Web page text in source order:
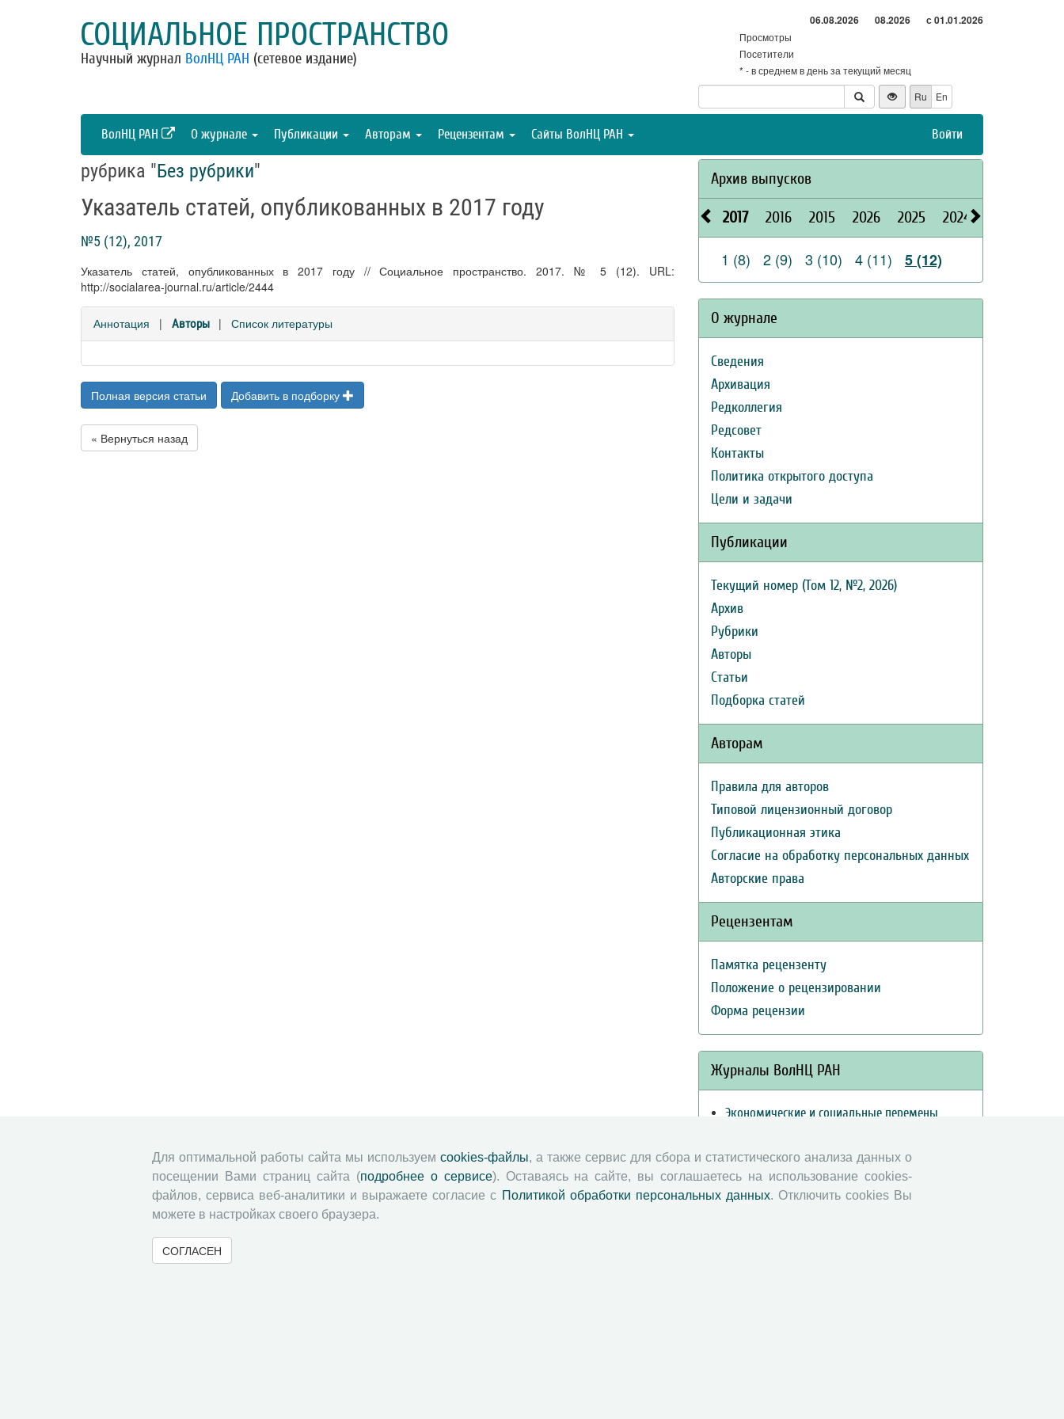
СОЦИАЛЬНОЕ ПРОСТРАНСТВО
Научный журнал ВолНЦ РАН (сетевое издание)
06.08.2026 08.2026 с 01.01.2026
Просмотры
Посетители
* - в среднем в день за текущий месяц
Ru
En
ВолНЦ РАН О журнале Публикации Авторам Рецензентам Сайты ВолНЦ РАН Войти
рубрика "Без рубрики"
Указатель статей, опубликованных в 2017 году
№5 (12), 2017
Указатель статей, опубликованных в 2017 году // Социальное пространство. 2017. № 5 (12). URL:
http://socialarea-journal.ru/article/2444
Аннотация | Авторы | Список литературы
Полная версия статьи Добавить в подборку
« Вернуться назад
Архив выпусков
2017 2016 2015 2026 2025 2024
1 (8) 2 (9) 3 (10) 4 (11) 5 (12)
О журнале
Сведения
Архивация
Редколлегия
Редсовет
Контакты
Политика открытого доступа
Цели и задачи
Публикации
Текущий номер (Том 12, №2, 2026)
Архив
Рубрики
Авторы
Статьи
Подборка статей
Авторам
Правила для авторов
Типовой лицензионный договор
Публикационная этика
Согласие на обработку персональных данных
Авторские права
Рецензентам
Памятка рецензенту
Положение о рецензировании
Форма рецензии
Журналы ВолНЦ РАН
Экономические и социальные перемены
Вопросы территориального развития
Социальное пространство
Юный экономист
Для оптимальной работы сайта мы используем cookies-файлы, а также сервис для сбора и статистического анализа данных о
посещении Вами страниц сайта (подробнее о сервисе). Оставаясь на сайте, вы соглашаетесь на использование cookies-
файлов, сервиса веб-аналитики и выражаете согласие с Политикой обработки персональных данных. Отключить cookies Вы
можете в настройках своего браузера.
СОГЛАСЕН